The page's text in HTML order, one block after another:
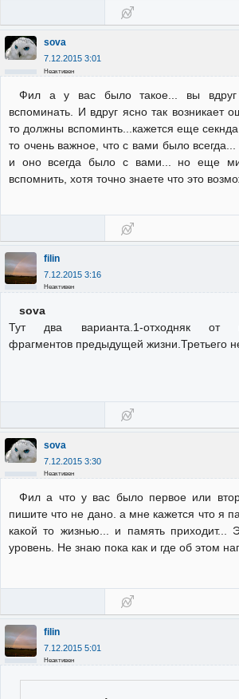
sova
7.12.2015 3:01
Неактивен
Фил а у вас было такое... вы вдруг
вспоминать. И вдруг ясно так возникает
то должны вспоминть...кажется еще
то очень важное, что с вами было всегда...
и оно всегда было с вами... но еще
вспомнить, хотя точно знаете что это
filin
7.12.2015 3:16
Неактивен
sova
Тут два варианта.1-отходняк от
фрагментов предыдущей жизни.Третьего
sova
7.12.2015 3:30
Неактивен
Фил а что у вас было первое или
пишите что не дано. а мне кажется что я
какой то жизнью... и память приходит...
уровень. Не знаю пока как и где об этом
filin
7.12.2015 5:01
Неактивен